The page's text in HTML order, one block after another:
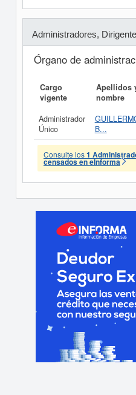
Administradores,
Órgano de
Cargo
vigente
Apellidos
nombre
Administrador
Único
B...
Consulte los1
censados en eInforma